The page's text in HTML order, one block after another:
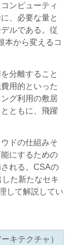
ンピューティ
、必要な量と
ルである。従
本から変えるコ
分離すること
用的といった
グ利用の敷居
ともに、飛躍
ドの仕組みそ
にするための
れる。CSAの
た新たなセキ
して解説してい
キテクチャ）